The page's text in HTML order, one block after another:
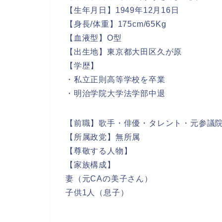
【生年月日】1949年12月16日
【身長/体重】175cm/65Kg
【血液型】O型
【出生地】東京都大田区久が原
【学歴】
・私立正則高等学校を卒業
・明治学院大学法学部中退
【前職】歌手・俳優・タレント・元参議
【所属政党】無所属
【尊敬する人物】
【家族構成】
妻（元CAの美子さん）
子供1人（息子）